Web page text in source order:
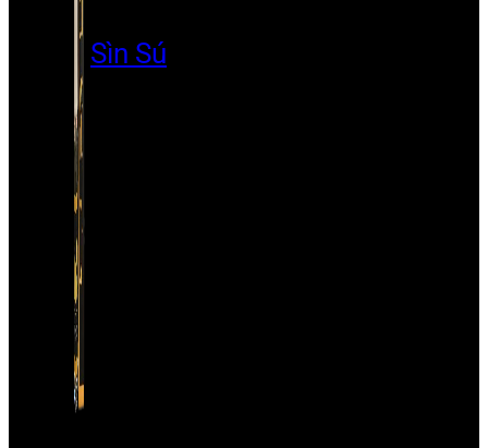
Sìn Sú